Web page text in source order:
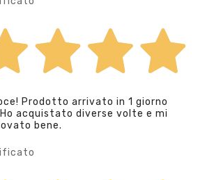
Prodotto arrivato in 1 giorno
acquistato diverse volte e mi
bene.